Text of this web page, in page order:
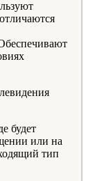
будет
или на
тип